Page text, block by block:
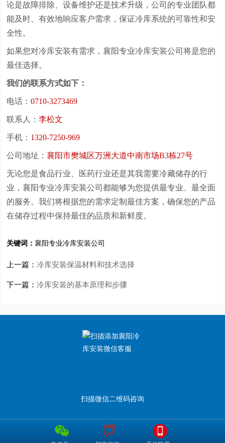
论是故障排除、设备维护还是技术升级，公司的专业团队都
能及时、有效地响应客户需求，保证冷库系统的可靠性和安
全性。
如果您对冷库安装有需求，襄阳专业冷库安装公司将是您的
最佳选择。
我们的联系方式如下：
电话： 0710-3273469
联系人： 李松文
手机： 1320-7250-969
公司地址： 襄阳市樊城区万洲大道中南市场B3栋27号
无论您是食品行业、医药行业还是其我需要冷藏储存的行
业，襄阳专业冷库安装公司都能够为您提供最专业、最全面
的服务。我们将根据您的需求定制最佳方案，确保您的产品
在储存过程中保持最佳的品质和新鲜度。
关键词： 襄阳专业冷库安装公司
上一篇： 冷库安装保温材料和技术选择
下一篇： 冷库安装的基本原理和步骤
扫描微信二维码咨询